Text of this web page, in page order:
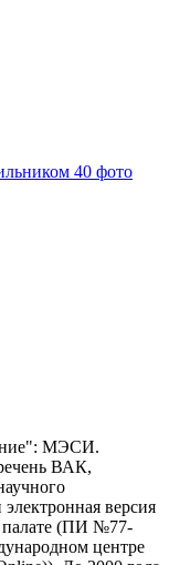
40 фото
МЭСИ.
ВАК,
версия
палате (ПИ №77-
центре